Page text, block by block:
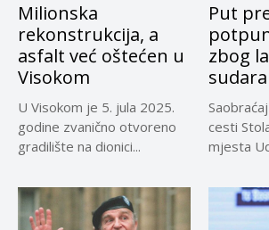
Milionska
rekonstrukcija, a
asfalt već oštećen u
Visokom
U Visokom je 5. jula 2025.
godine zvanično otvoreno
gradilište na dionici...
Put
zbog
sudara
cesti
mjesta